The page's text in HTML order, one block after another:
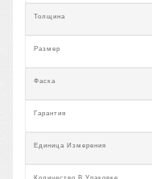
Толщина
Размер
Фаска
Гарантия
Единица Измерения